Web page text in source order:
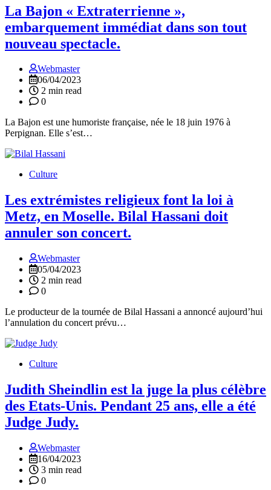
La Bajon « Extraterrienne »,
embarquement immédiat dans son tout
nouveau spectacle.
Webmaster
06/04/2023
2 min read
0
La Bajon est une humoriste française, née le 18 juin 1976 à
Perpignan. Elle s’est…
Culture
Les extrémistes religieux font la loi à
Metz, en Moselle. Bilal Hassani doit
annuler son concert.
Webmaster
05/04/2023
2 min read
0
Le producteur de la tournée de Bilal Hassani a annoncé aujourd’hui
l’annulation du concert prévu…
Culture
Judith Sheindlin est la juge la plus célèbre
des Etats-Unis. Pendant 25 ans, elle a été
Judge Judy.
Webmaster
16/04/2023
3 min read
0